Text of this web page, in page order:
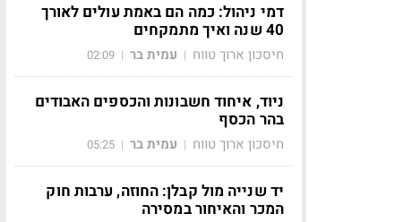
דמי ניהול: כמה הם באמת עולים לאורך
40 שנה ואיך מתמקחים
חיסכון ארוך טווח | עמית בר |
02:09
ניוד, איחוד חשבונות והכספים האבודים
בהר הכסף
חיסכון ארוך טווח | עמית בר |
05:25
יד שנייה מול קבלן: החוזה, ערבות חוק
המכר והאיחור במסירה